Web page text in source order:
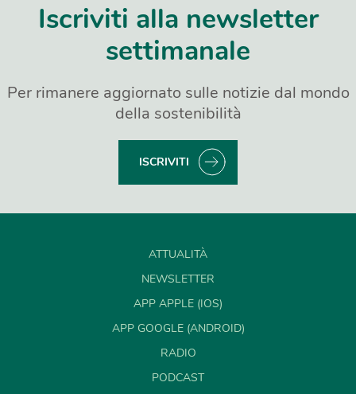
Iscriviti alla newsletter
settimanale
Per rimanere aggiornato sulle notizie dal mondo
della sostenibilità
ISCRIVITI
ATTUALITÀ
NEWSLETTER
APP APPLE (IOS)
APP GOOGLE (ANDROID)
RADIO
PODCAST